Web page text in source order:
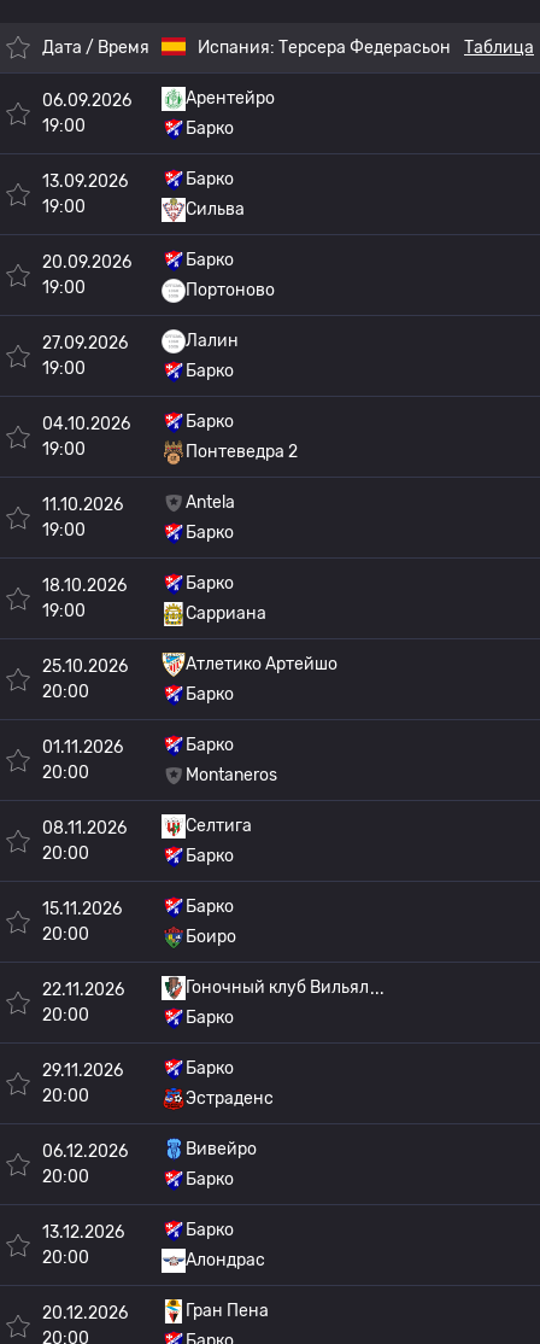
Дата / Время Испания: Терсера Федерасьон Таблица
06.09.2026
19:00
Арентейро
Барко
13.09.2026
19:00
Барко
Сильва
20.09.2026
19:00
Барко
Портоново
27.09.2026
19:00
Лалин
Барко
04.10.2026
19:00
Барко
Понтеведра 2
11.10.2026
19:00
Antela
Барко
18.10.2026
19:00
Барко
Сарриана
25.10.2026
20:00
Атлетико Артейшо
Барко
01.11.2026
20:00
Барко
Montaneros
08.11.2026
20:00
Селтига
Барко
15.11.2026
20:00
Барко
Боиро
22.11.2026
20:00
Гоночный клуб Вильял
Барко
29.11.2026
20:00
Барко
Эстраденс
06.12.2026
20:00
Вивейро
Барко
13.12.2026
20:00
Барко
Алондрас
20.12.2026
20:00
Гран Пена